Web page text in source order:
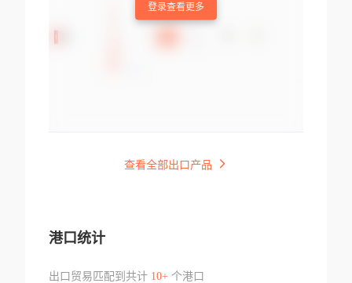
登录查看更多
查看全部出口产品
港口统计
出口贸易匹配到共计 10+个港口